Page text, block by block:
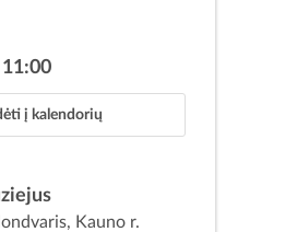
į kalendorių
Kauno r.